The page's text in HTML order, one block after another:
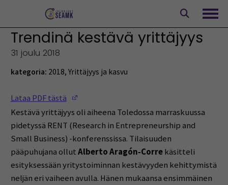
Trendinä kestävä yrittäjyys
31 joulu 2018
kategoria: 2018, Yrittäjyys ja kasvu
Lataa PDF tästä
Kestävä yrittäjyys oli aiheena Toledossa marraskuussa
pidetyssä RENT (Research in Entrepreneurship and
Small Business) -konferenssissa. Tilaisuuden
pääpuhujana ollutAlberto Aragón‐Correkäsitteli
esityksessään yritystoiminnan kestävyyden kehittymistä
neljän eri vaiheen avulla. Hänen mukaansa ensimmäinen